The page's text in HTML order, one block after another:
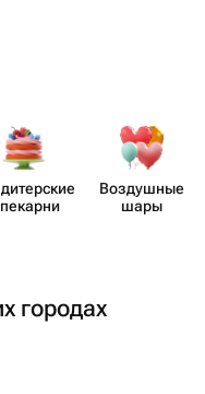
Воздушные
шары
городах